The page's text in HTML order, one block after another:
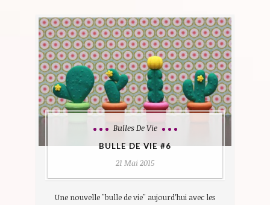
Bulles De Vie
BULLE DE VIE #6
21 Mai 2015
Une nouvelle "bulle de vie" aujourd’hui avec les